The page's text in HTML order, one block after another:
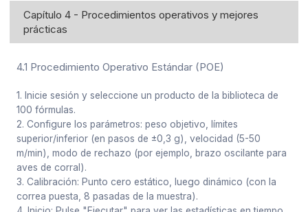
Capítulo 4 - Procedimientos operativos y mejores
prácticas
4.1 Procedimiento Operativo Estándar (POE)
1. Inicie sesión y seleccione un producto de la biblioteca de
100 fórmulas.
2. Configure los parámetros: peso objetivo, límites
superior/inferior (en pasos de ±0,3 g), velocidad (5-50
m/min), modo de rechazo (por ejemplo, brazo oscilante para
aves de corral).
3. Calibración: Punto cero estático, luego dinámico (con la
correa puesta, 8 pasadas de la muestra).